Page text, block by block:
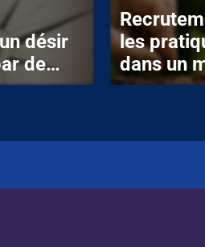
désir
de
les
dans un
tendu